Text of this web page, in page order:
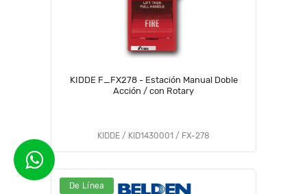
KIDDE F_FX278 - Estación Manual Doble
Acción / con Rotary
KIDDE / KID1430001 / FX-278
De Línea